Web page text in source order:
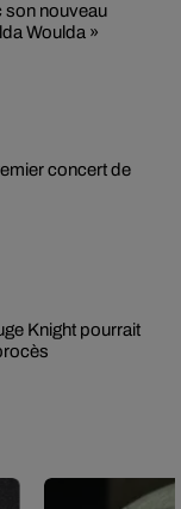
son nouveau
Woulda »
concert de
Knight pourrait